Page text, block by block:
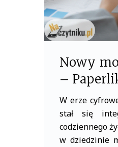
Nowy
–
W erze
stał się
codziennego
w dziedzinie